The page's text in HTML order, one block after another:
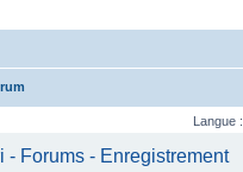
-
Langue :
- Forums - Enregistrement